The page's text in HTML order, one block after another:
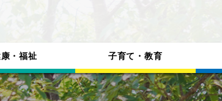
・福祉 子育て・教育